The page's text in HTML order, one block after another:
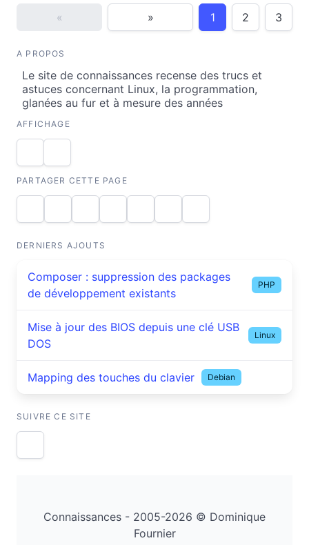
« » 1 2 3
A PROPOS
Le site de connaissances recense des trucs et
astuces concernant Linux, la programmation,
glanées au fur et à mesure des années
AFFICHAGE
PARTAGER CETTE PAGE
DERNIERS AJOUTS
Composer : suppression des packages
de développement existants
PHP
Mise à jour des BIOS depuis une clé USB
DOS
Linux
Mapping des touches du clavier Debian
SUIVRE CE SITE
Connaissances - 2005-2026 © Dominique
Fournier